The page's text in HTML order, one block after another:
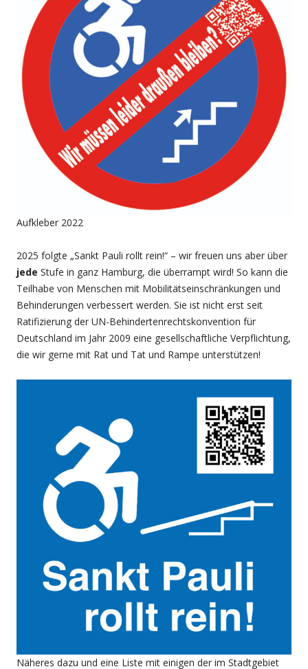
Aufkleber 2022
2025 folgte „Sankt Pauli rollt rein!“ – wir freuen uns aber über
jede Stufe in ganz Hamburg, die überrampt wird! So kann die
Teilhabe von Menschen mit Mobilitätseinschränkungen und
Behinderungen verbessert werden. Sie ist nicht erst seit
Ratifizierung der UN-Behindertenrechtskonvention für
Deutschland im Jahr 2009 eine gesellschaftliche Verpflichtung,
die wir gerne mit Rat und Tat und Rampe unterstützen!
Näheres dazu und eine Liste mit einigen der im Stadtgebiet